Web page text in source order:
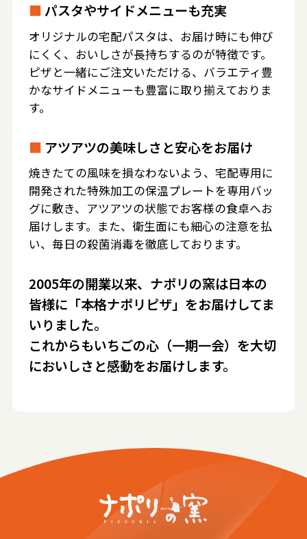
■ パスタやサイドメニューも充実
オリジナルの宅配パスタは、お届け時にも伸び
にくく、おいしさが長持ちするのが特徴です。
ピザと一緒にご注文いただける、バラエティ豊
かなサイドメニューも豊富に取り揃えておりま
す。
■ アツアツの美味しさと安心をお届け
焼きたての風味を損なわないよう、宅配専用に
開発された特殊加工の保温プレートを専用バッ
グに敷き、アツアツの状態でお客様の食卓へお
届けします。また、衛生面にも細心の注意を払
い、毎日の殺菌消毒を徹底しております。
2005年の開業以来、ナポリの窯は日本の
皆様に「本格ナポリピザ」をお届けしてま
いりました。
これからもいちごの心（一期一会）を大切
においしさと感動をお届けします。